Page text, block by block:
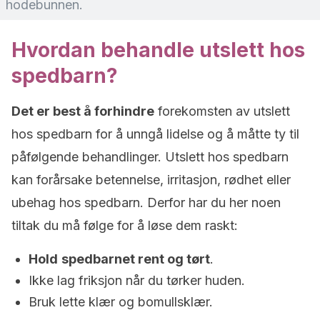
hodebunnen.
Hvordan behandle utslett hos
spedbarn?
Det er best å forhindre forekomsten av utslett
hos spedbarn for å unngå lidelse og å måtte ty til
påfølgende behandlinger. Utslett hos spedbarn
kan forårsake betennelse, irritasjon, rødhet eller
ubehag hos spedbarn. Derfor har du her noen
tiltak du må følge for å løse dem raskt:
Hold spedbarnet rent og tørt.
Ikke lag friksjon når du tørker huden.
Bruk lette klær og bomullsklær.